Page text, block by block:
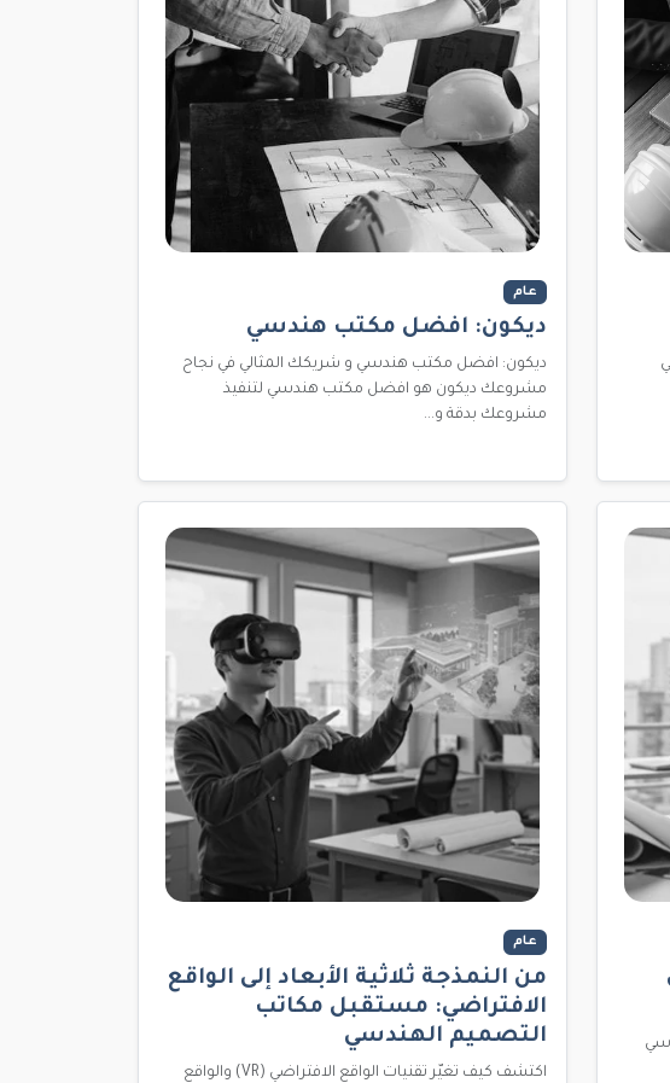
عام
ديكون: افضل مكتب هندسي
ديكون: افضل مكتب هندسي و شريكك المثالي في نجاح
مشروعك ديكون هو افضل مكتب هندسي لتنفيذ
مشروعك بدقة و...
عام
من النمذجة ثلاثية الأبعاد إلى الواقع
الافتراضي: مستقبل مكاتب
التصميم الهندسي
اكتشف كيف تغيّر تقنيات الواقع الافتراضي (VR) والواقع